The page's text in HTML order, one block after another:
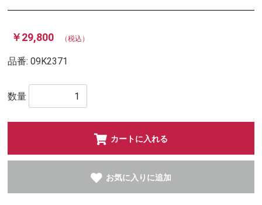
￥29,800 （税込）
品番:09K2371
数量
カートに入れる
お気に入りに追加